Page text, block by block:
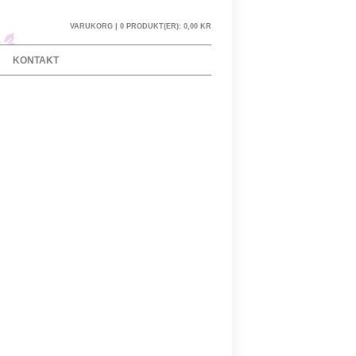
KONTAKT
VARUKORG | 0 PRODUKT(ER): 0,00 KR